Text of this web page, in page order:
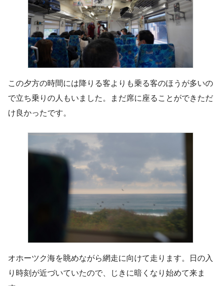
この夕方の時間には降りる客よりも乗る客のほうが多いの
で立ち乗りの人もいました。まだ席に座ることができただ
け良かったです。
オホーツク海を眺めながら網走に向けて走ります。日の入
り時刻が近づいていたので、じきに暗くなり始めて来ま